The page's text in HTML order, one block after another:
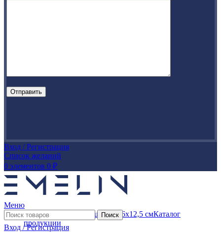
Вход / Регистрация
Список желаний
0 элементов 0 ₽
Каталог
продукции
Меню
Поиск
Вход / Регистрация